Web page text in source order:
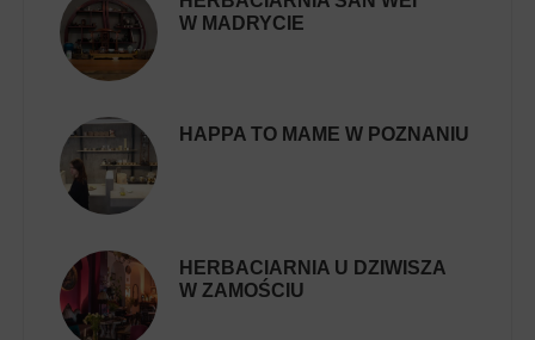
W MADRYCIE
HAPPA TO MAME W POZNANIU
HERBACIARNIA U DZIWISZA
W ZAMOŚCIU